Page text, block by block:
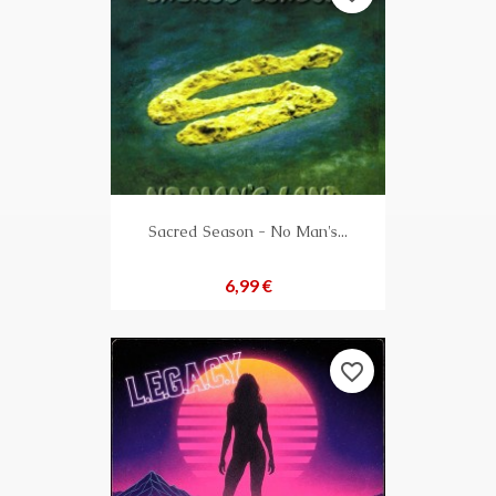
Sacred Season - No Man's...
Preis
6,99 €
favorite_border